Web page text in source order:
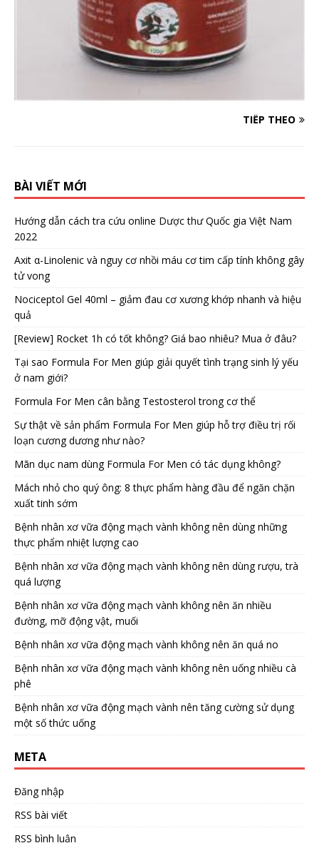
TIẾP THEO
BÀI VIẾT MỚI
Hướng dẫn cách tra cứu online Dược thư Quốc gia Việt Nam
2022
Axit α-Linolenic và nguy cơ nhồi máu cơ tim cấp tính không gây
tử vong
Nociceptol Gel 40ml – giảm đau cơ xương khớp nhanh và hiệu
quả
[Review] Rocket 1h có tốt không? Giá bao nhiêu? Mua ở đâu?
Tại sao Formula For Men giúp giải quyết tình trạng sinh lý yếu
ở nam giới?
Formula For Men cân bằng Testosterol trong cơ thể
Sự thật về sản phẩm Formula For Men giúp hỗ trợ điều trị rối
loạn cương dương như nào?
Mãn dục nam dùng Formula For Men có tác dụng không?
Mách nhỏ cho quý ông: 8 thực phẩm hàng đầu để ngăn chặn
xuất tinh sớm
Bệnh nhân xơ vữa động mạch vành không nên dùng những
thực phẩm nhiệt lượng cao
Bệnh nhân xơ vữa động mạch vành không nên dùng rượu, trà
quá lượng
Bệnh nhân xơ vữa động mạch vành không nên ăn nhiều
đường, mỡ động vật, muối
Bệnh nhân xơ vữa động mạch vành không nên ăn quá no
Bệnh nhân xơ vữa động mạch vành không nên uống nhiều cà
phê
Bệnh nhân xơ vữa động mạch vành nên tăng cường sử dụng
một số thức uống
META
Đăng nhập
RSS bài viết
RSS bình luận